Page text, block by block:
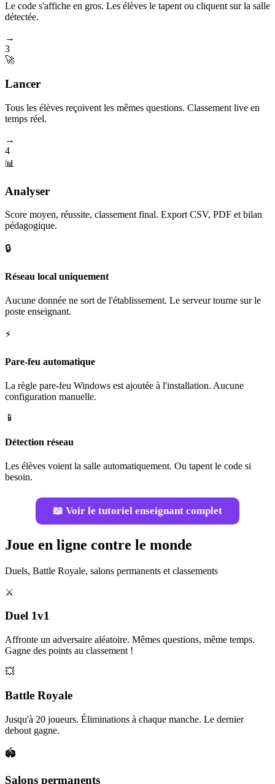
Le code s'affiche en gros. Les élèves le tapent ou cliquent sur la salle
détectée.
→
3
🚀
Lancer
Tous les élèves reçoivent les mêmes questions. Classement live en
temps réel.
→
4
📊
Analyser
Score moyen, réussite, classement final. Export CSV, PDF et bilan
pédagogique.
🔒
Réseau local uniquement
Aucune donnée ne sort de l'établissement. Le serveur tourne sur le
poste enseignant.
⚡
Pare-feu automatique
La règle pare-feu Windows est ajoutée à l'installation. Aucune
configuration manuelle.
📱
Détection réseau
Les élèves voient la salle automatiquement. Ou tapent le code si
besoin.
📖 Voir le tutoriel enseignant complet
Joue en ligne contre le monde
Duels, Battle Royale, salons permanents et classements
⚔️
Duel 1v1
Affronte un adversaire aléatoire. Mêmes questions, même temps.
Gagne des points au classement !
💥
Battle Royale
Jusqu'à 20 joueurs. Éliminations à chaque manche. Le dernier
debout gagne.
🏟️
Salons permanents